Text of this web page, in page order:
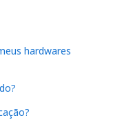
hardwares